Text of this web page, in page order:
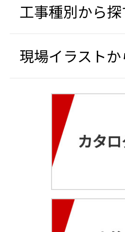
工事種別から探
現場イラスト